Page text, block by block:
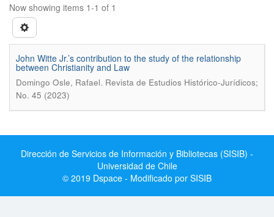
Now showing items 1-1 of 1
John Witte Jr.’s contribution to the study of the relationship
between Christianity and Law
Domingo Osle, Rafael. Revista de Estudios Histórico-Jurídicos;
No. 45 (2023)
Dirección de Servicios de Información y Bibliotecas (SISIB) -
Universidad de Chile
© 2019 Dspace - Modificado por SISIB